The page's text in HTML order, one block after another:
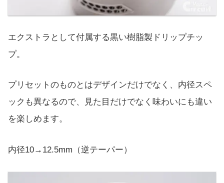
エクストラとして付属する黒い樹脂製ドリップチッ
プ。
プリセットのものとはデザインだけでなく、内径スペ
ックも異なるので、見た目だけでなく味わいにも違い
を楽しめます。
内径10→12.5mm（逆テーパー）